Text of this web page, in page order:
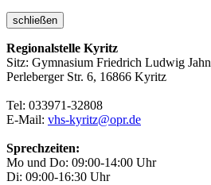
schließen
Regionalstelle Kyritz
Sitz: Gymnasium Friedrich Ludwig Jahn
Perleberger Str. 6, 16866 Kyritz
Tel: 033971-32808
E-Mail: vhs-kyritz@opr.de
Sprechzeiten:
Mo und Do: 09:00-14:00 Uhr
Di: 09:00-16:30 Uhr